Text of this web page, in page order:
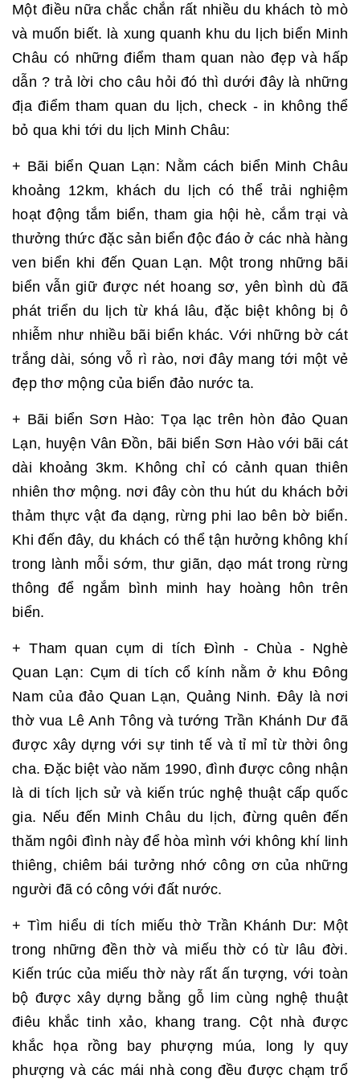
Một điều nữa chắc chắn rất nhiều du khách tò mò
và muốn biết. là xung quanh khu du lịch biển Minh
Châu có những điểm tham quan nào đẹp và hấp
dẫn ? trả lời cho câu hỏi đó thì dưới đây là những
địa điểm tham quan du lịch, check - in không thể
bỏ qua khi tới du lịch Minh Châu:
+ Bãi biển Quan Lạn: Nằm cách biển Minh Châu
khoảng 12km, khách du lịch có thể trải nghiệm
hoạt động tắm biển, tham gia hội hè, cắm trại và
thưởng thức đặc sản biển độc đáo ở các nhà hàng
ven biển khi đến Quan Lạn. Một trong những bãi
biển vẫn giữ được nét hoang sơ, yên bình dù đã
phát triển du lịch từ khá lâu, đặc biệt không bị ô
nhiễm như nhiều bãi biển khác. Với những bờ cát
trắng dài, sóng vỗ rì rào, nơi đây mang tới một vẻ
đẹp thơ mộng của biển đảo nước ta.
+ Bãi biển Sơn Hào: Tọa lạc trên hòn đảo Quan
Lạn, huyện Vân Đồn, bãi biển Sơn Hào với bãi cát
dài khoảng 3km. Không chỉ có cảnh quan thiên
nhiên thơ mộng. nơi đây còn thu hút du khách bởi
thảm thực vật đa dạng, rừng phi lao bên bờ biển.
Khi đến đây, du khách có thể tận hưởng không khí
trong lành mỗi sớm, thư giãn, dạo mát trong rừng
thông để ngắm bình minh hay hoàng hôn trên
biển.
+ Tham quan cụm di tích Đình - Chùa - Nghè
Quan Lạn: Cụm di tích cổ kính nằm ở khu Đông
Nam của đảo Quan Lạn, Quảng Ninh. Đây là nơi
thờ vua Lê Anh Tông và tướng Trần Khánh Dư đã
được xây dựng với sự tinh tế và tỉ mỉ từ thời ông
cha. Đặc biệt vào năm 1990, đình được công nhận
là di tích lịch sử và kiến trúc nghệ thuật cấp quốc
gia. Nếu đến Minh Châu du lịch, đừng quên đến
thăm ngôi đình này để hòa mình với không khí linh
thiêng, chiêm bái tưởng nhớ công ơn của những
người đã có công với đất nước.
+ Tìm hiểu di tích miếu thờ Trần Khánh Dư: Một
trong những đền thờ và miếu thờ có từ lâu đời.
Kiến trúc của miếu thờ này rất ấn tượng, với toàn
bộ được xây dựng bằng gỗ lim cùng nghệ thuật
điêu khắc tinh xảo, khang trang. Cột nhà được
khắc họa rồng bay phượng múa, long ly quy
phượng và các mái nhà cong đều được chạm trổ